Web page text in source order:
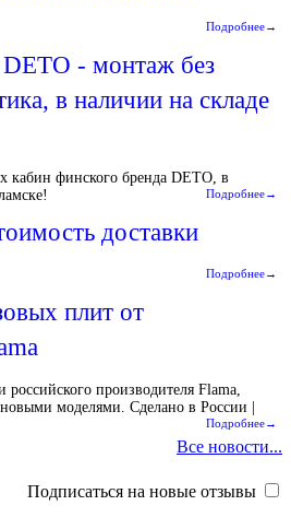
Подробнее→
- монтаж без
в наличии на складе
кабин финского бренда DETO, в
Подробнее→
доставки
Подробнее→
плит от
производителя Flama,
моделями. Сделано в России |
Подробнее→
Все новости...
Подписаться на новые отзывы